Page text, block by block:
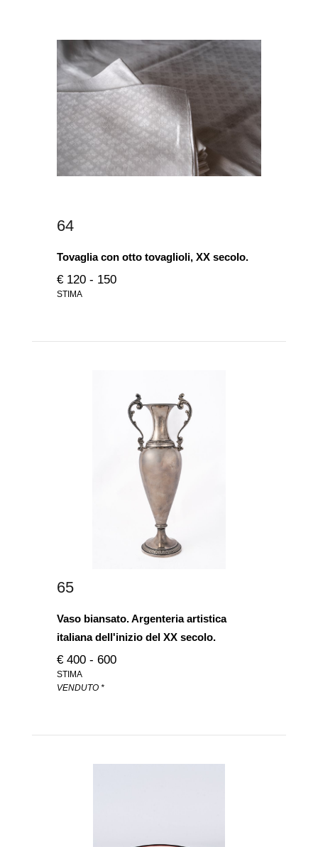
64
Tovaglia con otto tovaglioli, XX secolo.
€ 120 - 150
STIMA
65
Vaso biansato. Argenteria artistica
italiana dell'inizio del XX secolo.
€ 400 - 600
STIMA
VENDUTO *